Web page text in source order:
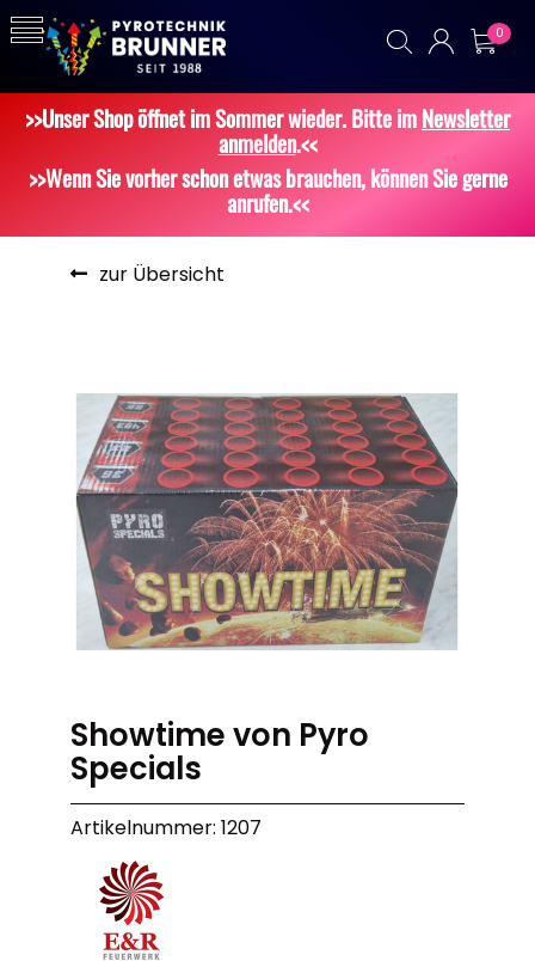
0
>>Unser Shop öffnet im Sommer wieder. Bitte imNewsletter
anmelden.<<
>>Wenn Sie vorher schon etwas brauchen, können Sie gerne
anrufen.<<
zur Übersicht
Showtime von Pyro
Specials
Artikelnummer: 1207